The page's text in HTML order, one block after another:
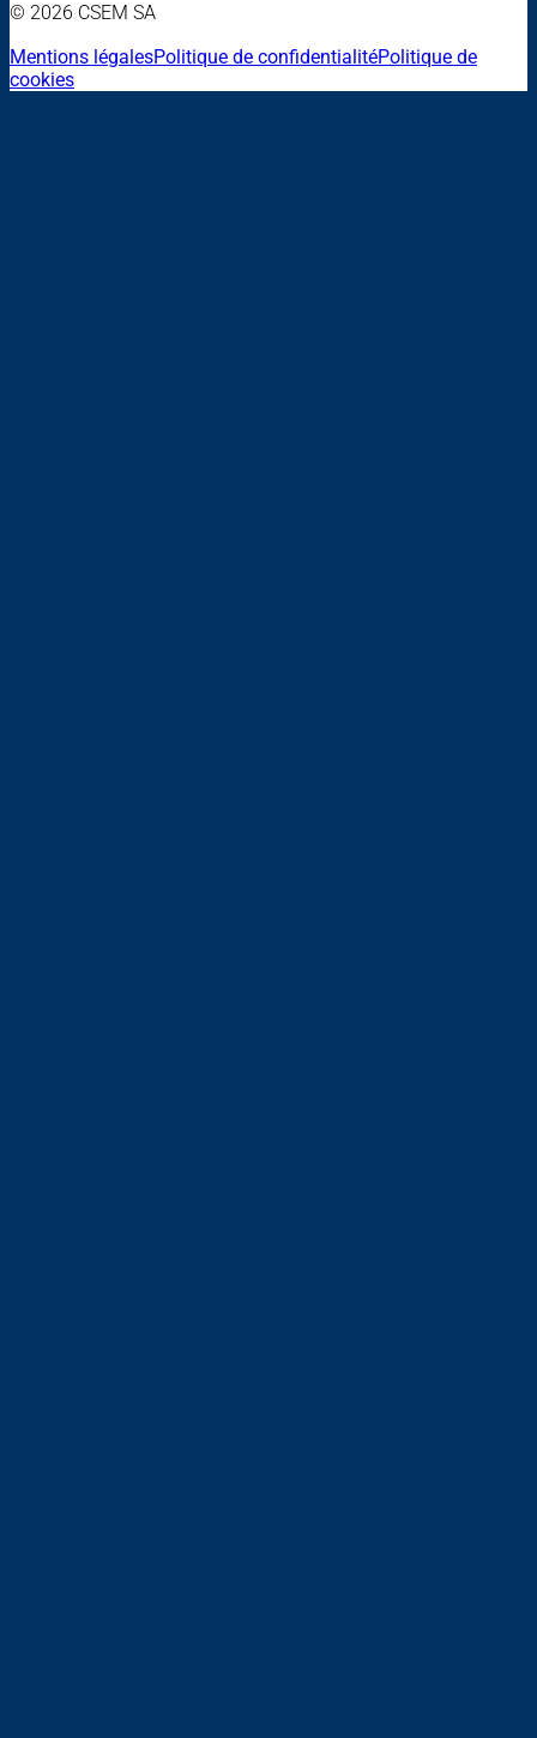
© 2026 CSEM SA
Mentions légalesPolitique de confidentialitéPolitique de
cookies